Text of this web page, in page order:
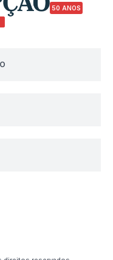
50 ANOS